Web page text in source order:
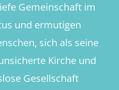
Gemeinschaft im
und ermutigen
sich als seine
Kirche und
Gesellschaft